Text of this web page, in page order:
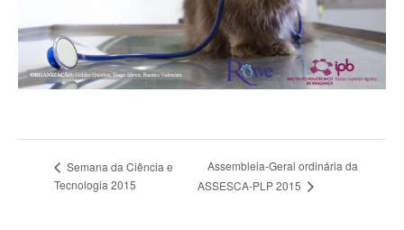
Semana da Ciência e
Tecnologia 2015
Assembleia-Geral ordinária da
ASSESCA-PLP 2015